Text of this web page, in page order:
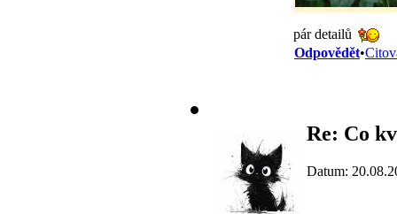
pár detailů
Odpovědět•
Re: Co
Datum: